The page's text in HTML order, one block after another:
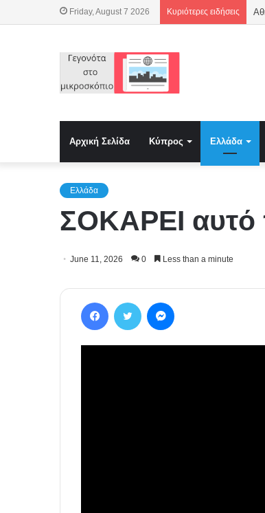
Friday, August 7 2026 Κυριότερες ειδήσεις
Αρχική Σελίδα Κύπρος Ελλάδα
Ελλάδα
ΣΟΚΑΡΕΙ αυτό
June 11, 2026 0 Less than a minute